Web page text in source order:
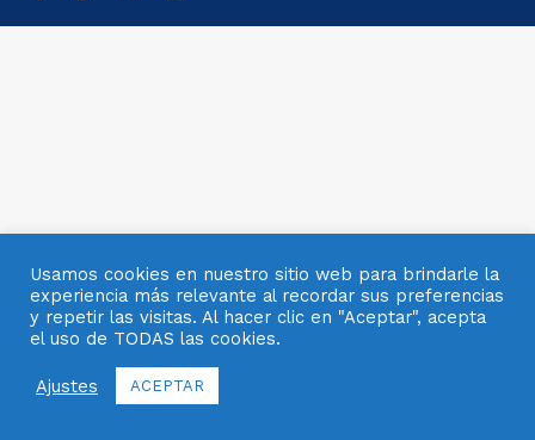
Usamos cookies en nuestro sitio web para brindarle la
experiencia más relevante al recordar sus preferencias
y repetir las visitas. Al hacer clic en "Aceptar", acepta
el uso de TODAS las cookies.
Ajustes ACEPTAR